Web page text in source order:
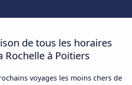
de tous les horaires
Rochelle à Poitiers
voyages les moins chers de